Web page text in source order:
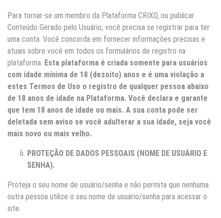
Para tornar-se um membro da Plataforma CRIXO, ou publicar
Conteúdo Gerado pelo Usuário, você precisa se registrar para ter
uma conta. Você concorda em fornecer informações precisas e
atuais sobre você em todos os formulários de registro na
plataforma. Esta plataforma é criada somente para usuários
com idade mínima de 18 (dezoito) anos e é uma violação a
estes Termos de Uso o registro de qualquer pessoa abaixo
de 18 anos de idade na Plataforma. Você declara e garante
que tem 18 anos de idade ou mais. A sua conta pode ser
deletada sem aviso se você adulterar a sua idade, seja você
mais novo ou mais velho.
PROTEÇÃO DE DADOS PESSOAIS (NOME DE USUÁRIO E
SENHA).
Proteja o seu nome de usuário/senha e não permita que nenhuma
outra pessoa utilize o seu nome de usuário/senha para acessar o
site.